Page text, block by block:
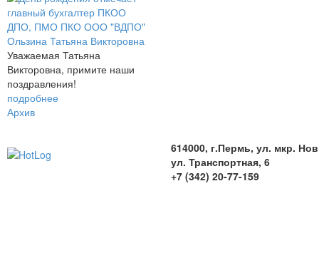
Уважаемая Татьяна
Викторовна, примите наши
поздравления!
подробнее
Архив
614000, г.Пермь, ул. мкр.
ул. Транспортная, 6
+7 (342) 20-77-159